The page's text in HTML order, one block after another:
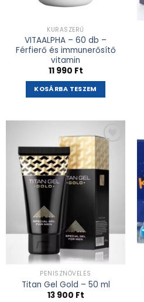
KÚRASZERŰ
VITAALPHA – 60 db –
Férfierő és immunerősítő
vitamin
11 990 Ft
KOSÁRBA TESZEM
Kívánságlistához
adás
PÉNISZNÖVELÉS
Titan Gel Gold – 50 ml
13 900 Ft